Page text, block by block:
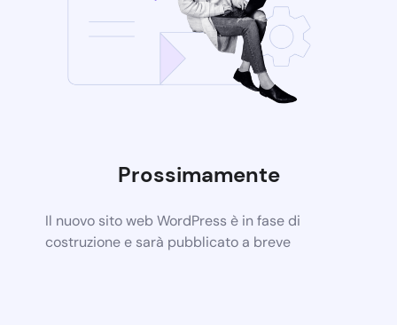
Prossimamente
Il nuovo sito web WordPress è in fase di
costruzione e sarà pubblicato a breve